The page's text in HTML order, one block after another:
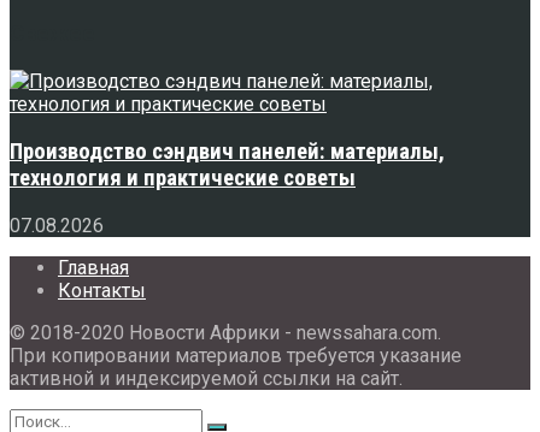
Производство сэндвич панелей: материалы,
технология и практические советы
07.08.2026
Главная
Контакты
© 2018-2020 Новости Африки - newssahara.com.
При копировании материалов требуется указание
активной и индексируемой ссылки на сайт.